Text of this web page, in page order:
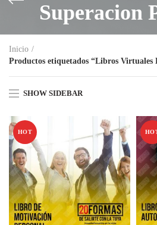
Superacion
Inicio
Productos etiquetados “Libros Virtuales
SHOW SIDEBAR
HOT